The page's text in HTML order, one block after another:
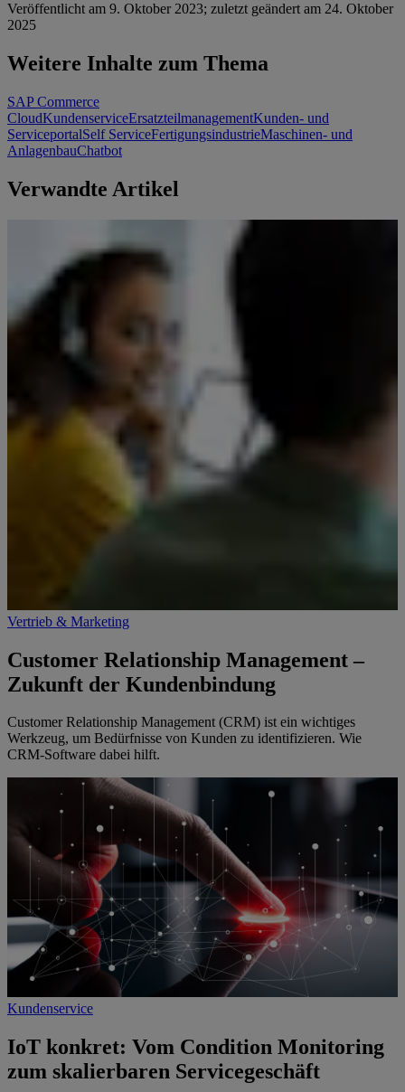
Veröffentlicht am 9. Oktober 2023; zuletzt geändert am 24. Oktober
2025
Weitere Inhalte zum Thema
SAP Commerce
CloudKundenserviceErsatzteilmanagementKunden- und
ServiceportalSelf ServiceFertigungsindustrieMaschinen- und
AnlagenbauChatbot
Verwandte Artikel
Vertrieb & Marketing
Customer Relationship Management –
Zukunft der Kundenbindung
Customer Relationship Management (CRM) ist ein wichtiges
Werkzeug, um Bedürfnisse von Kunden zu identifizieren. Wie
CRM-Software dabei hilft.
Kundenservice
IoT konkret: Vom Condition Monitoring
zum skalierbaren Servicegeschäft